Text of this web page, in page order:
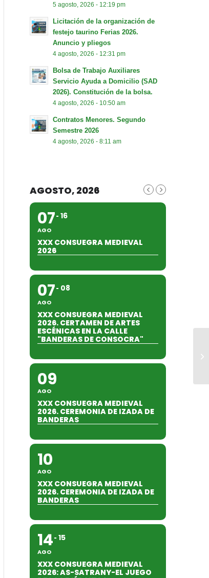
5 agosto, 2026 - 12:19 pm
Licitación de la organización de
festejo taurino Ferias 2026.
Anuncio y pliegos
4 agosto, 2026 - 12:31 pm
Bolsa de Trabajo Auxiliares
Servicio Ayuda a Domicilio (SAD
2026). Constitución de la bolsa.
4 agosto, 2026 - 10:50 am
Contratos Menores. Segundo
Semestre 2026
4 agosto, 2026 - 8:11 am
AGOSTO, 2026
07
AGO
16
XXX CONSUEGRA MEDIEVAL
2026
07
AGO
08
XXX CONSUEGRA MEDIEVAL
2026. CERTAMEN DE ARTES
ESCÉNICAS EN LA CALLE
"BANDERAS DE CONSOCRA"
09
AGO
XXX CONSUEGRA MEDIEVAL
2026. CEREMONIA DE IZADA DE
BANDERAS
10
AGO
XXX CONSUEGRA MEDIEVAL
2026. CEREMONIA DE IZADA DE
BANDERAS
14
AGO
15
XXX CONSUEGRA MEDIEVAL
2026: AS-SATRANY-EL JUEGO